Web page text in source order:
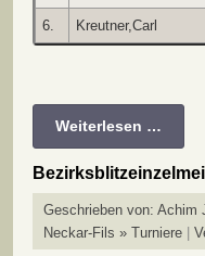
6. Kreutner,Carl
Weiterlesen …
Geschrieben von: Achim
Neckar-Fils » Turniere